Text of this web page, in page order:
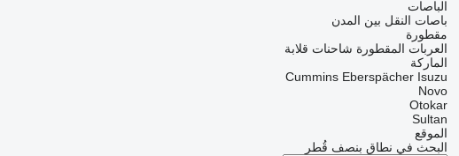
الباصات
باصات النقل بين المدن
مقطورة
العربات المقطورة شاحنات قلابة
الماركة
Cummins Eberspächer Isuzu
Novo
Otokar
Sultan
الموقع
البحث في نطاق بنصف قُطر